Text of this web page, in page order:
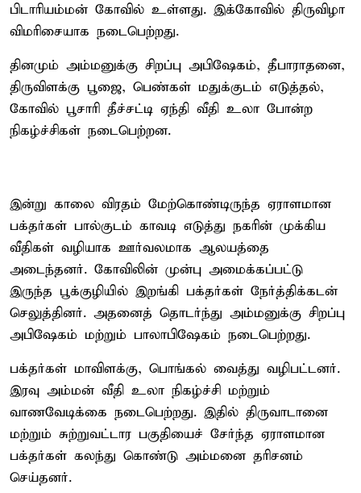
பிடாரியம்மன் கோவில் உள்ளது. இக்கோவில் திருவிழா
விமரிசையாக நடைபெற்றது.
தினமும் அம்மனுக்கு சிறப்பு அபிஷேகம், தீபாராதனை,
திருவிளக்கு பூஜை, பெண்கள் மதுக்குடம் எடுத்தல்,
கோவில் பூசாரி தீச்சட்டி ஏந்தி வீதி உலா போன்ற
நிகழ்ச்சிகள் நடைபெற்றன.
இன்று காலை விரதம் மேற்கொண்டிருந்த ஏராளமான
பக்தர்கள் பால்குடம் காவடி எடுத்து நகரின் முக்கிய
வீதிகள் வழியாக ஊர்வலமாக ஆலயத்தை
அடைந்தனர். கோவிலின் முன்பு அமைக்கப்பட்டு
இருந்த பூக்குழியில் இறங்கி பக்தர்கள் நேர்த்திக்கடன்
செலுத்தினர். அதனைத் தொடர்ந்து அம்மனுக்கு சிறப்பு
அபிஷேகம் மற்றும் பாலாபிஷேகம் நடைபெற்றது.
பக்தர்கள் மாவிளக்கு, பொங்கல் வைத்து வழிபட்டனர்.
இரவு அம்மன் வீதி உலா நிகழ்ச்சி மற்றும்
வாணவேடிக்கை நடைபெற்றது. இதில் திருவாடானை
மற்றும் சுற்றுவட்டார பகுதியைச் சேர்ந்த ஏராளமான
பக்தர்கள் கலந்து கொண்டு அம்மனை தரிசனம்
செய்தனர்.